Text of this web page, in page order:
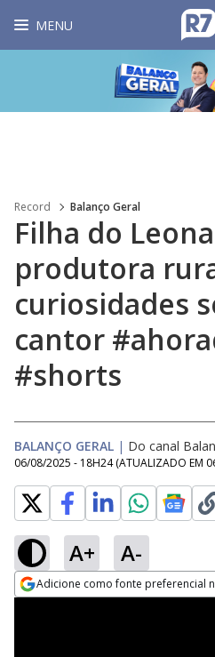
MENU
Record Balanço Geral
Filha do
produtora
curiosidades
cantor
#shorts
BALANÇO GERAL | Do canal
06/08/2025 - 18H24 (ATUALIZADO EM
A+ A-
Adicione como fonte preferencial